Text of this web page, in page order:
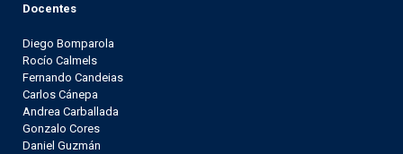
Docentes
Diego Bomparola
Rocío Calmels
Fernando Candeias
Carlos Cánepa
Andrea Carballada
Gonzalo Cores
Daniel Guzmán